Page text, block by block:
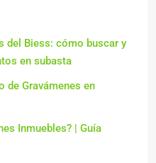
del Biess: cómo buscar y
en subasta
de Gravámenes en
Inmuebles? | Guía